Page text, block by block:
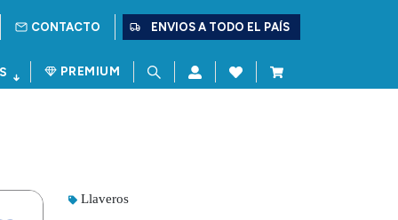
CONTACTO ENVIOS A TODO EL PAÍS
PREMIUM
Llaveros